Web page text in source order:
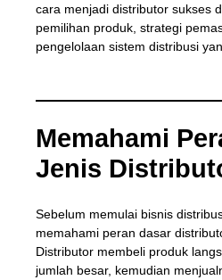
cara menjadi distributor sukses
pemilihan produk, strategi
pengelolaan sistem distribusi
Memahami
Jenis
Sebelum memulai bisnis
memahami peran dasar
Distributor membeli produk
jumlah besar, kemudian